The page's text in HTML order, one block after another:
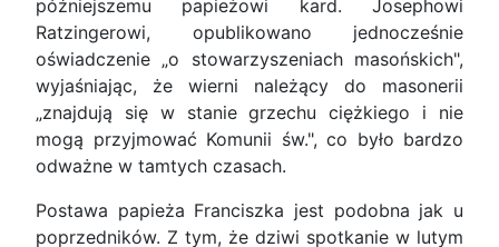
późniejszemu papieżowi kard. Josephowi
Ratzingerowi, opublikowano jednocześnie
oświadczenie „o stowarzyszeniach masońskich",
wyjaśniając, że wierni należący do masonerii
„znajdują się w stanie grzechu ciężkiego i nie
mogą przyjmować Komunii św.", co było bardzo
odważne w tamtych czasach.
Postawa papieża Franciszka jest podobna jak u
poprzedników. Z tym, że dziwi spotkanie w lutym